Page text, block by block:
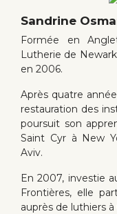
Sandrine
Formée en
Lutherie de
en 2006.
Après quatre
restauration des
poursuit son
Saint Cyr à New
Aviv.
En 2007, investie
Frontières, elle
auprès de luthiers à